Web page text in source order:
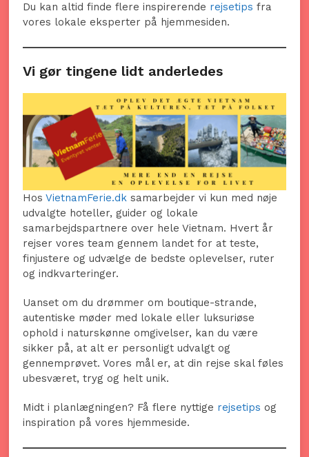
Du kan altid finde flere inspirerende rejsetips fra
vores lokale eksperter på hjemmesiden.
Vi gør tingene lidt anderledes
HosVietnamFerie.dk samarbejder vi kun med nøje
udvalgte hoteller, guider og lokale
samarbejdspartnere over hele Vietnam. Hvert år
rejser vores team gennem landet for at teste,
finjustere og udvælge de bedste oplevelser, ruter
og indkvarteringer.
Uanset om du drømmer om boutique-strande,
autentiske møder med lokale eller luksuriøse
ophold i naturskønne omgivelser, kan du være
sikker på, at alt er personligt udvalgt og
gennemprøvet. Vores mål er, at din rejse skal føles
ubesværet, tryg og helt unik.
Midt i planlægningen? Få flere nyttige rejsetips og
inspiration på vores hjemmeside.